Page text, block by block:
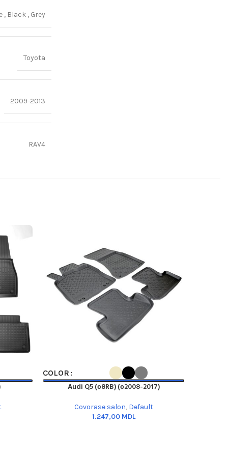
, Black , Grey
Toyota
2009-2013
RAV4
SELECT OPTIONS
COLOR
Audi Q5 (с8RB) (с2008-2017)
Covorase salon, Default
MDL